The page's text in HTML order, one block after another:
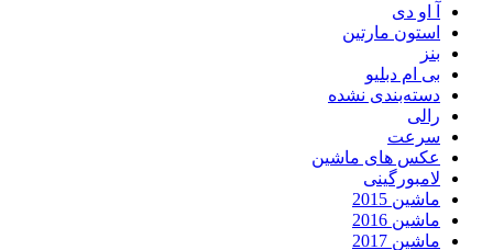
آ او دی
استون مارتین
بنز
بی ام دبلیو
دسته‌بندی نشده
رالی
سرعت
عکس های ماشین
لامبورگینی
ماشین 2015
ماشین 2016
ماشین 2017